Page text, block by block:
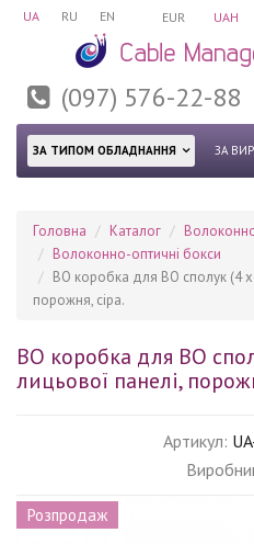
UA RU EN EUR UAH
(097) 576-22-88
ЗА ТИПОМ ОБЛАДНАННЯ ЗА
Головна Каталог
Волоконно-оптичні бокси
ВО коробка для ВО сполук (4 х
порожня, сіра.
ВО коробка для ВО
лицьової панелі,
Артикул:
Розпродаж